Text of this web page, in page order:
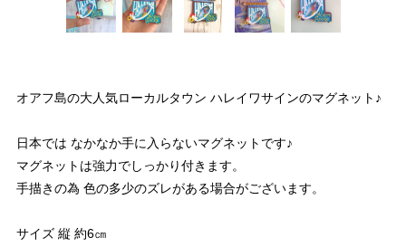
オアフ島の大人気ローカルタウン ハレイワサインのマグネット♪
日本では なかなか手に入らないマグネットです♪
マグネットは強力でしっかり付きます。
手描きの為 色の多少のズレがある場合がございます。
サイズ 縦 約6㎝